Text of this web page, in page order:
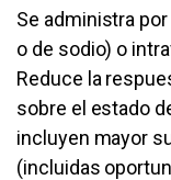
Se administra
o de sodio) o
Reduce la
sobre el estado
incluyen mayor
(incluidas